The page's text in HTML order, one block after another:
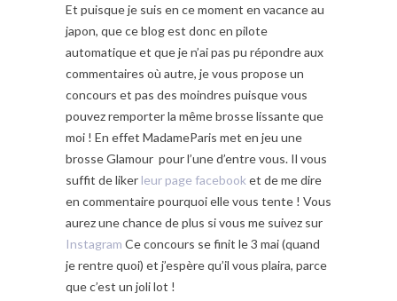
Et puisque je suis en ce moment en vacance au
japon, que ce blog est donc en pilote
automatique et que je n’ai pas pu répondre aux
commentaires où autre, je vous propose un
concours et pas des moindres puisque vous
pouvez remporter la même brosse lissante que
moi ! En effet MadameParis met en jeu une
brosse Glamour pour l’une d’entre vous. Il vous
suffit de liker leur page facebook et de me dire
en commentaire pourquoi elle vous tente ! Vous
aurez une chance de plus si vous me suivez sur
Instagram Ce concours se finit le 3 mai (quand
je rentre quoi) et j’espère qu’il vous plaira, parce
que c’est un joli lot !